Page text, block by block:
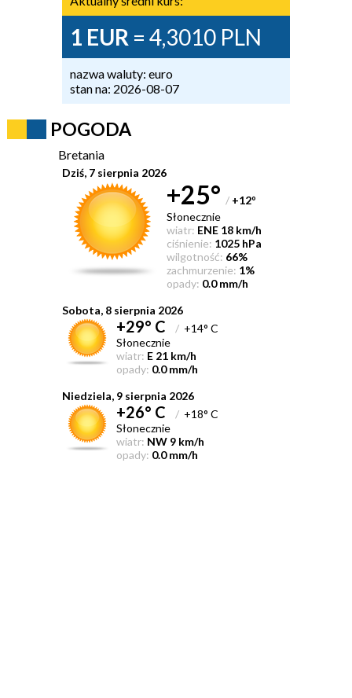
1 EUR = 4,3010 PLN
nazwa waluty: euro
stan na: 2026-08-07
POGODA
Bretania
Dziś, 7 sierpnia 2026
+25° / +12°
Słonecznie
wiatr: ENE 18 km/h
ciśnienie: 1025 hPa
wilgotność: 66%
zachmurzenie: 1%
opady: 0.0 mm/h
Sobota, 8 sierpnia 2026
+29° C /+14° C
Słonecznie
wiatr: E 21 km/h
opady: 0.0 mm/h
Niedziela, 9 sierpnia 2026
+26° C /+18° C
Słonecznie
wiatr: NW 9 km/h
opady: 0.0 mm/h